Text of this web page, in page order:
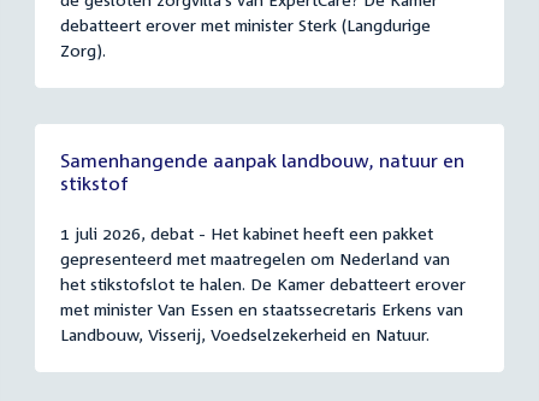
debatteert erover met minister Sterk (Langdurige
Zorg).
Samenhangende aanpak landbouw, natuur en
stikstof
1 juli 2026, debat - Het kabinet heeft een pakket
gepresenteerd met maatregelen om Nederland van
het stikstofslot te halen. De Kamer debatteert erover
met minister Van Essen en staatssecretaris Erkens van
Landbouw, Visserij, Voedselzekerheid en Natuur.